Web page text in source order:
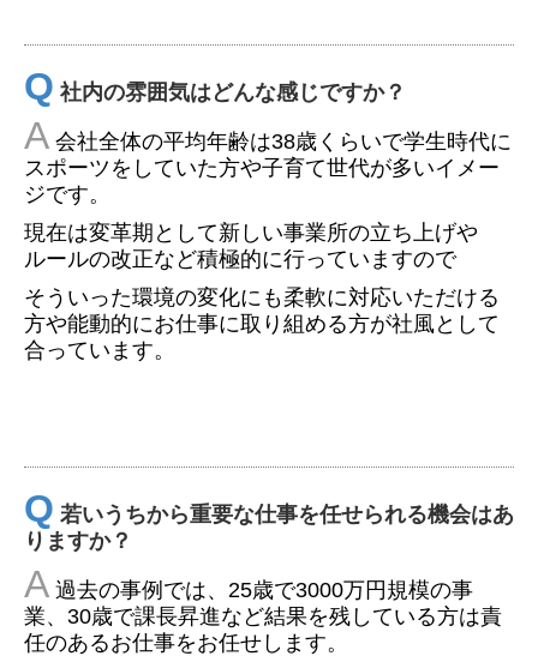
Q 社内の雰囲気はどんな感じですか？
A 会社全体の平均年齢は38歳くらいで学生時代に
スポーツをしていた方や子育て世代が多いイメー
ジです。
現在は変革期として新しい事業所の立ち上げや
ルールの改正など積極的に行っていますので
そういった環境の変化にも柔軟に対応いただける
方や能動的にお仕事に取り組める方が社風として
合っています。
Q 若いうちから重要な仕事を任せられる機会はあ
りますか？
A 過去の事例では、25歳で3000万円規模の事
業、30歳で課長昇進など結果を残している方は責
任のあるお仕事をお任せします。